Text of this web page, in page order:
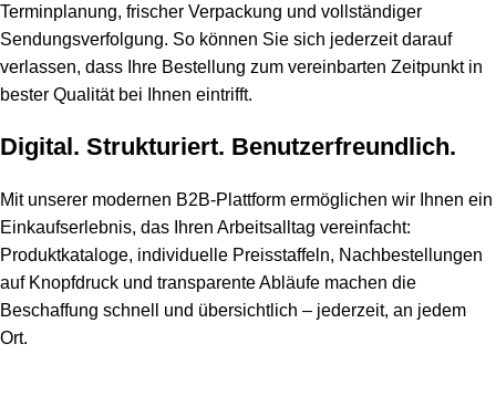
Terminplanung, frischer Verpackung und vollständiger
Sendungsverfolgung. So können Sie sich jederzeit darauf
verlassen, dass Ihre Bestellung zum vereinbarten Zeitpunkt in
bester Qualität bei Ihnen eintrifft.
Digital. Strukturiert. Benutzerfreundlich.
Mit unserer modernen B2B-Plattform ermöglichen wir Ihnen ein
Einkaufserlebnis, das Ihren Arbeitsalltag vereinfacht:
Produktkataloge, individuelle Preisstaffeln, Nachbestellungen
auf Knopfdruck und transparente Abläufe machen die
Beschaffung schnell und übersichtlich – jederzeit, an jedem
Ort.